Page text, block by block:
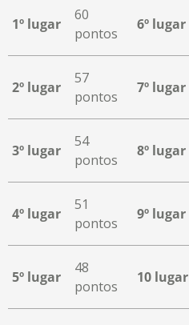
1º lugar
60
pontos
6º lugar
2º lugar
57
pontos
7º lugar
3º lugar
54
pontos
8º lugar
4º lugar
51
pontos
9º lugar
5º lugar
48
pontos
10 lugar